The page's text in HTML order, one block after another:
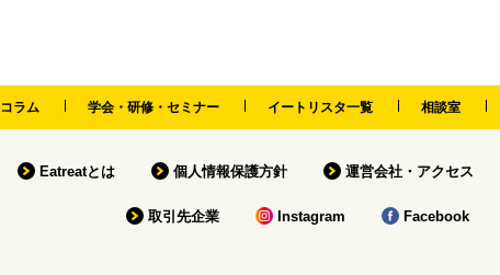
コラム 学会・研修・セミナー イートリスタ一覧 相談室
Eatreatとは 個人情報保護方針 運営会社・アクセス
取引先企業 Instagram Facebook